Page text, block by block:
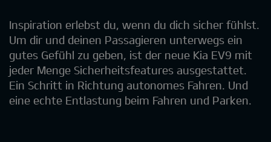
Inspiration erlebst du, wenn du dich sicher fühlst.
Um dir und deinen Passagieren unterwegs ein
gutes Gefühl zu geben, ist der neue Kia EV9 mit
jeder Menge Sicherheitsfeatures ausgestattet.
Ein Schritt in Richtung autonomes Fahren. Und
eine echte Entlastung beim Fahren und Parken.